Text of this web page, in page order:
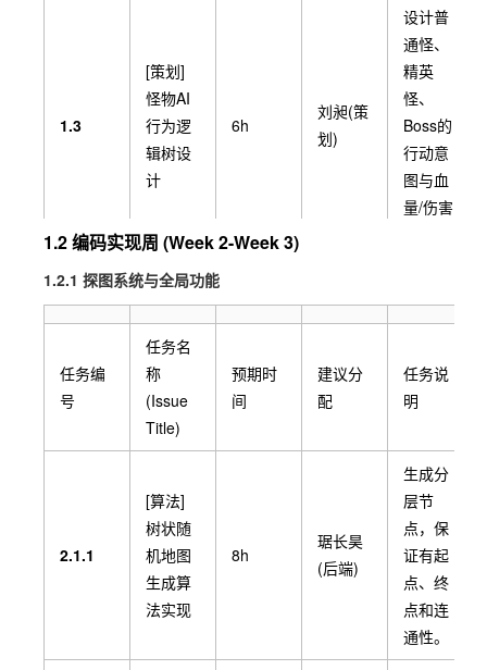
1.3
[策划]
怪物AI
行为逻
辑树设
计
6h
刘昶(策
划)
设计普
通怪、
精英
怪、
Boss的
行动意
图与血
量/伤害
1.4
[美术]
UI/交互
线框图
与基础
素材收
集/绘制
8h
周子强
(美术)
图、战
切图，
PvZ相
关素材
提取。
[美术]
战斗特
效与动
预处理
准备攻
击、受
击、获
得护盾
等基础
粒子或
1.2 编码实现周 (Week 2-Week 3)
1.2.1 探图系统与全局功能
任务编
号
任务名
称
(Issue
Title)
预期时
间
建议分
配
任务说
明
2.1.1
[算法]
树状随
机地图
生成算
法实现
8h
琚长昊
(后端)
生成分
层节
点，保
证有起
点、终
点和连
通性。